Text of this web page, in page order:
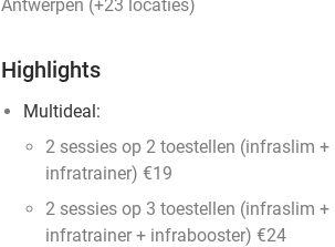
Antwerpen (+23 locaties)
Highlights
Multideal:
2 sessies op 2 toestellen (infraslim +
infratrainer) €19
2 sessies op 3 toestellen (infraslim +
infratrainer + infrabooster) €24